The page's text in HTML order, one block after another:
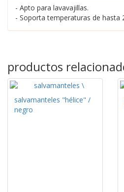
- Apto para lavavajillas.
- Soporta temperaturas de hasta
productos
salvamanteles "hélice" /
negro